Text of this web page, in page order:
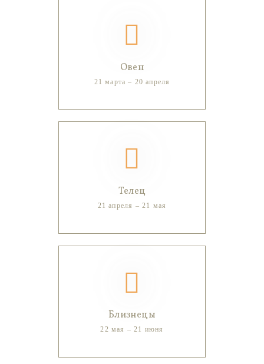
Овен
21 марта – 20 апреля
Телец
21 апреля – 21 мая
Близнецы
22 мая – 21 июня